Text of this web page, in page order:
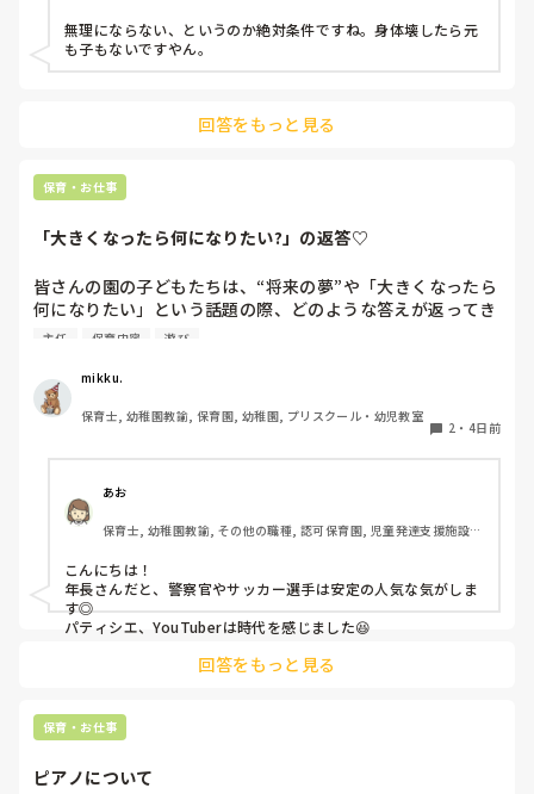
園長からは、この日、大丈夫とか聞かれたりします。が、辛
ければ大丈夫だからとも言われます。正規の先生の体力の方
も心配です。
無理にならない、というのか絶対条件ですね。身体壊したら元
も子もないですやん。
回答をもっと見る
保育・お仕事
「大きくなったら何になりたい?」の返答♡
皆さんの園の子どもたちは、“将来の夢”や「大きくなったら
何になりたい」という話題の際、どのような答えが返ってき
ますか⁇
「ほいくえんのせんせい！」「ようちえんのせんせい！」と
言ってくれる女児もたくさんいてなんだか嬉しくなります♪
＾＾
主任 保育内容 遊び
mikku.
保育士, 幼稚園教諭, 保育園, 幼稚園, プリスクール・幼児教室
2 ・ 4日前
あお
保育士, 幼稚園教諭, その他の職種, 認可保育園, 児童発達支援施設,
こんにちは！
年長さんだと、警察官やサッカー選手は安定の人気な気がしま
す◎
パティシエ、YouTuberは時代を感じました😆
回答をもっと見る
保育・お仕事
ピアノについて